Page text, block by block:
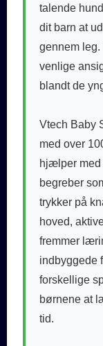
talende
dit barn at
gennem leg.
venlige
blandt de
Vtech Baby
med over
hjælper
begreber
trykker på
hoved,
fremmer
indbyggede
forskellige
børnene at
tid.